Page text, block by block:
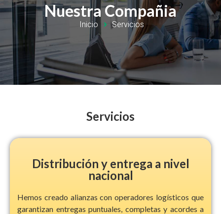
Nuestra Compañia
Inicio Servicios
Servicios
Distribución y entrega a nivel
nacional
Hemos creado alianzas con operadores logísticos que
garantizan entregas puntuales, completas y acordes a